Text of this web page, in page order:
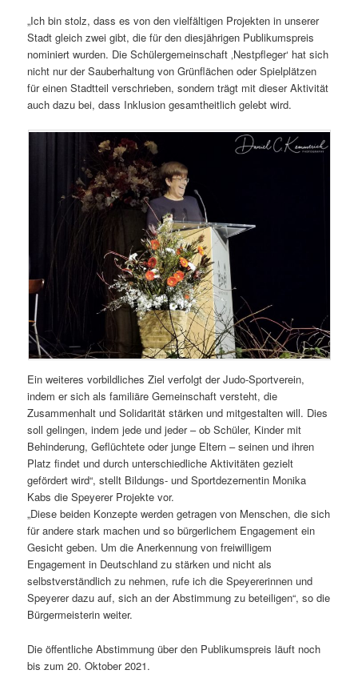
„Ich bin stolz, dass es von den vielfältigen Projekten in unserer
Stadt gleich zwei gibt, die für den diesjährigen Publikumspreis
nominiert wurden. Die Schülergemeinschaft ‚Nestpfleger‘ hat sich
nicht nur der Sauberhaltung von Grünflächen oder Spielplätzen
für einen Stadtteil verschrieben, sondern trägt mit dieser Aktivität
auch dazu bei, dass Inklusion gesamtheitlich gelebt wird.
Ein weiteres vorbildliches Ziel verfolgt der Judo-Sportverein,
indem er sich als familiäre Gemeinschaft versteht, die
Zusammenhalt und Solidarität stärken und mitgestalten will. Dies
soll gelingen, indem jede und jeder – ob Schüler, Kinder mit
Behinderung, Geflüchtete oder junge Eltern – seinen und ihren
Platz findet und durch unterschiedliche Aktivitäten gezielt
gefördert wird“, stellt Bildungs- und Sportdezernentin Monika
Kabs die Speyerer Projekte vor.
„Diese beiden Konzepte werden getragen von Menschen, die sich
für andere stark machen und so bürgerlichem Engagement ein
Gesicht geben. Um die Anerkennung von freiwilligem
Engagement in Deutschland zu stärken und nicht als
selbstverständlich zu nehmen, rufe ich die Speyererinnen und
Speyerer dazu auf, sich an der Abstimmung zu beteiligen“, so die
Bürgermeisterin weiter.
Die öffentliche Abstimmung über den Publikumspreis läuft noch
bis zum 20. Oktober 2021.